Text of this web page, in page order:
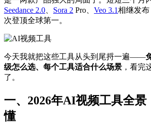
Seedance 2.0
Sora 2 Pro、 Veo 3.1相继发
次登顶全球第一。
今天我就把这些工具从头到尾捋一遍——
级怎么选、每个工具适合什么场景 ，看完
了。
一、2026年AI视频工具全景
懂